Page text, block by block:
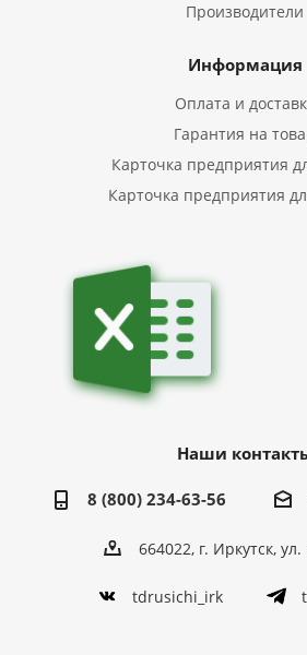
Производители
Информация
Оплата и
Гарантия на
Карточка предприятия
Карточка предприятия
Наши
8 (800) 234-63-56
664022, г. Иркутск,
tdrusichi_irk